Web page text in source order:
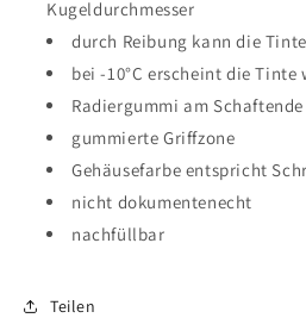
Kugeldurchmesser
durch Reibung kann die
bei -10°C erscheint die Tinte
Radiergummi am Schaftende
gummierte Griffzone
Gehäusefarbe entspricht
nicht dokumentenecht
nachfüllbar
Teilen